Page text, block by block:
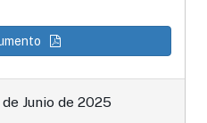
Junio de 2025